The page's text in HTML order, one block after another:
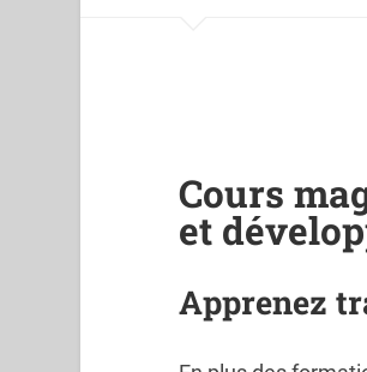
Cours
et
Apprenez